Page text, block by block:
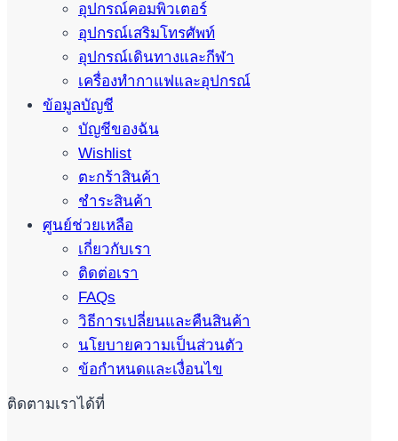
อุปกรณ์คอมพิวเตอร์
อุปกรณ์เสริมโทรศัพท์
อุปกรณ์เดินทางและกีฬา
เครื่องทำกาแฟและอุปกรณ์
ข้อมูลบัญชี
บัญชีของฉัน
Wishlist
ตะกร้าสินค้า
ชำระสินค้า
ศูนย์ช่วยเหลือ
เกี่ยวกับเรา
ติดต่อเรา
FAQs
วิธีการเปลี่ยนและคืนสินค้า
นโยบายความเป็นส่วนตัว
ข้อกำหนดและเงื่อนไข
ติดตามเราได้ที่